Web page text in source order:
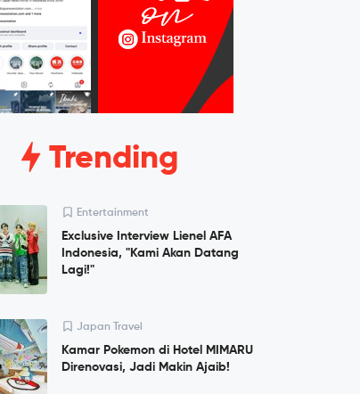
Trending
Entertainment
Exclusive Interview Lienel AFA
Indonesia, "Kami Akan Datang
Lagi!"
Japan Travel
Kamar Pokemon di Hotel MIMARU
Direnovasi, Jadi Makin Ajaib!